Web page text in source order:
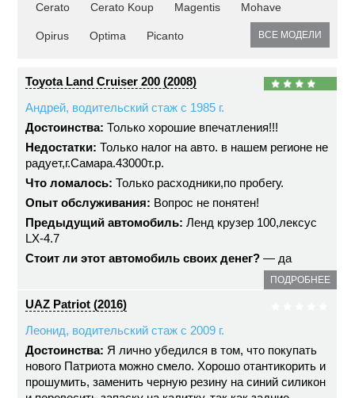
Cerato Cerato Koup Magentis Mohave
Opirus Optima Picanto ВСЕ МОДЕЛИ
Toyota Land Cruiser 200 (2008)
Андрей, водительский стаж с 1985 г.
Достоинства: Только хорошие впечатления!!!
Недостатки: Только налог на авто. в нашем регионе не
радует,г.Самара.43000т.р.
Что ломалось: Только расходники,по пробегу.
Опыт обслуживания: Вопрос не понятен!
Предыдущий автомобиль: Ленд крузер 100,лексус
LX-4.7
Стоит ли этот автомобиль своих денег? — да
ПОДРОБНЕЕ
UAZ Patriot (2016)
Леонид, водительский стаж с 2009 г.
Достоинства: Я лично убедился в том, что покупать
нового Патриота можно смело. Хорошо отантикорить и
прошумить, заменить черную резину на синий силикон